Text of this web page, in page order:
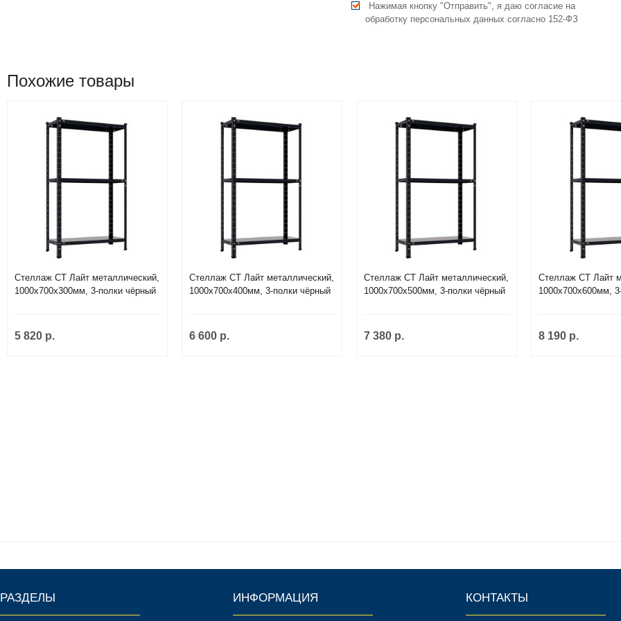
Нажимая кнопку "Отправить", я даю согласие на
обработку персональных данных согласно 152-ФЗ
Похожие товары
Стеллаж СТ Лайт металлический,
1000х700х300мм, 3-полки чёрный
5 820 р.
Стеллаж СТ Лайт металлический,
1000х700х400мм, 3-полки чёрный
6 600 р.
Стеллаж СТ Лайт металлический,
1000х700х500мм, 3-полки чёрный
7 380 р.
Стеллаж СТ Лайт
1000х700х600мм,
8 190 р.
РАЗДЕЛЫ ИНФОРМАЦИЯ КОНТАКТЫ